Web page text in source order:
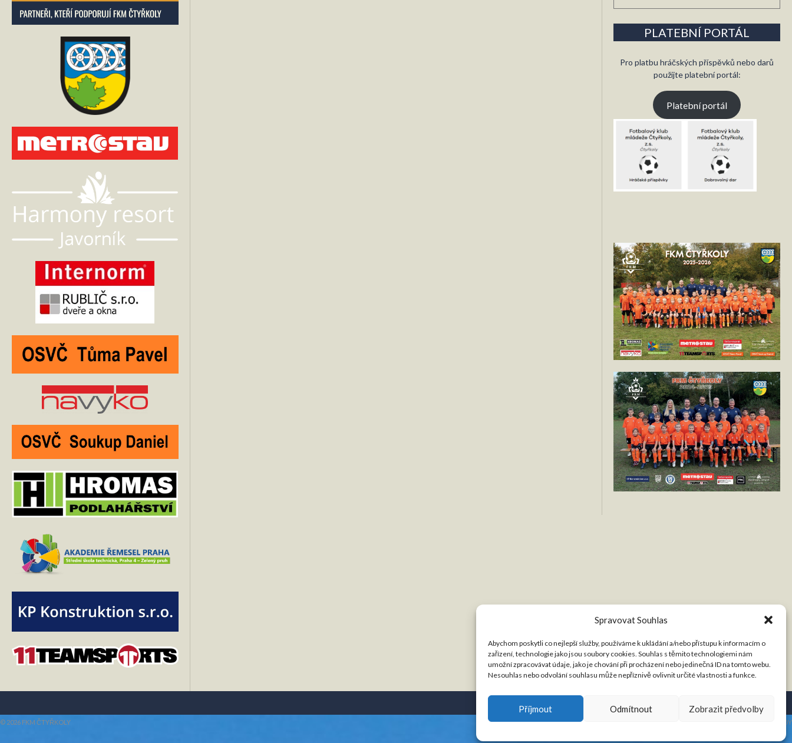
Spravovat Souhlas
Abychom poskytli co nejlepší služby, používáme k ukládání a/nebo přístupu k informacím o
zařízení, technologie jako jsou soubory cookies. Souhlas s těmito technologiemi nám
umožní zpracovávat údaje, jako je chování při procházení nebo jedinečná ID na tomto webu.
Nesouhlas nebo odvolání souhlasu může nepříznivě ovlivnit určité vlastnosti a funkce.
Příjmout Odmítnout Zobrazit předvolby
PLATEBNÍ PORTÁL
Pro platbu hráčských příspěvků nebo darů
použijte platební portál:
Platební portál
© 2026 FKM ČTYŘKOLY DESIGNED BY THEMEBOY